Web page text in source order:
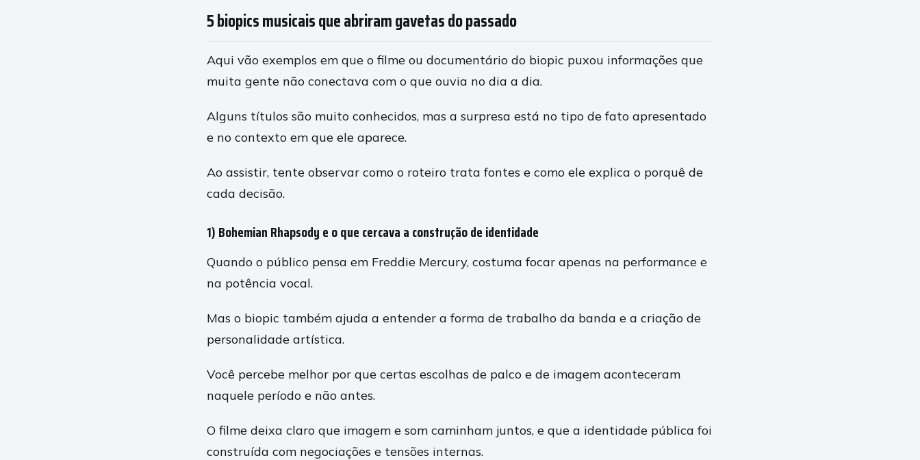
5 biopics musicais que abriram gavetas do passado
Aqui vão exemplos em que o filme ou documentário do biopic puxou informações que
muita gente não conectava com o que ouvia no dia a dia.
Alguns títulos são muito conhecidos, mas a surpresa está no tipo de fato apresentado
e no contexto em que ele aparece.
Ao assistir, tente observar como o roteiro trata fontes e como ele explica o porquê de
cada decisão.
1) Bohemian Rhapsody e o que cercava a construção de identidade
Quando o público pensa em Freddie Mercury, costuma focar apenas na performance e
na potência vocal.
Mas o biopic também ajuda a entender a forma de trabalho da banda e a criação de
personalidade artística.
Você percebe melhor por que certas escolhas de palco e de imagem aconteceram
naquele período e não antes.
O filme deixa claro que imagem e som caminham juntos, e que a identidade pública foi
construída com negociações e tensões internas.